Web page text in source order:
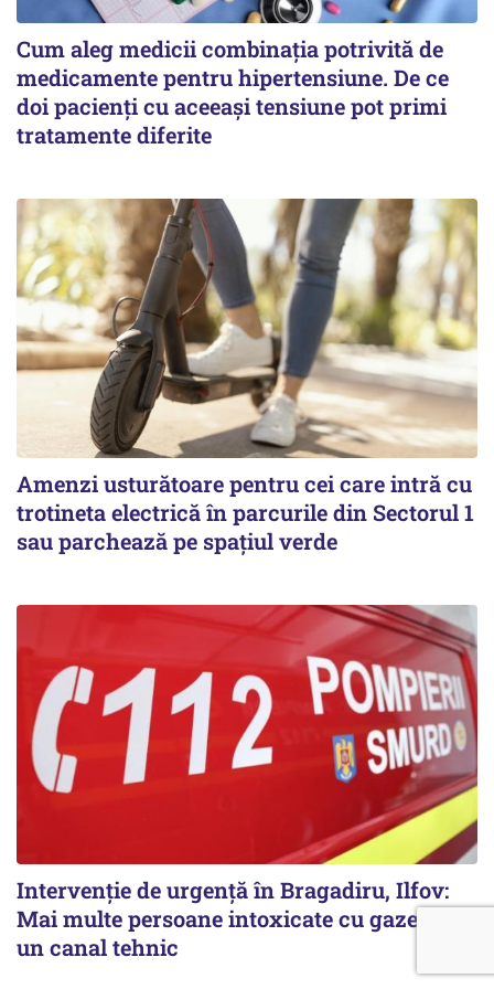
Cum aleg medicii combinația potrivită de
medicamente pentru hipertensiune. De ce
doi pacienți cu aceeași tensiune pot primi
tratamente diferite
Amenzi usturătoare pentru cei care intră cu
trotineta electrică în parcurile din Sectorul 1
sau parchează pe spațiul verde
Intervenție de urgență în Bragadiru, Ilfov:
Mai multe persoane intoxicate cu gaze într-
un canal tehnic